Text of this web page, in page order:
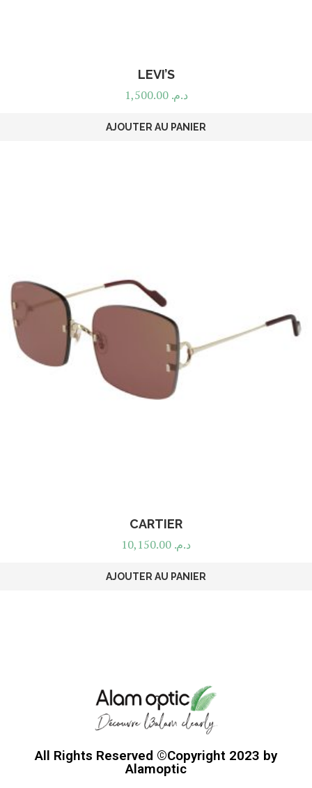
LEVI’S
د.م. 1,500.00
AJOUTER AU PANIER
CARTIER
د.م.
AJOUTER AU PANIER
All Rights Reserved ©Copyright 2023 by
Alamoptic